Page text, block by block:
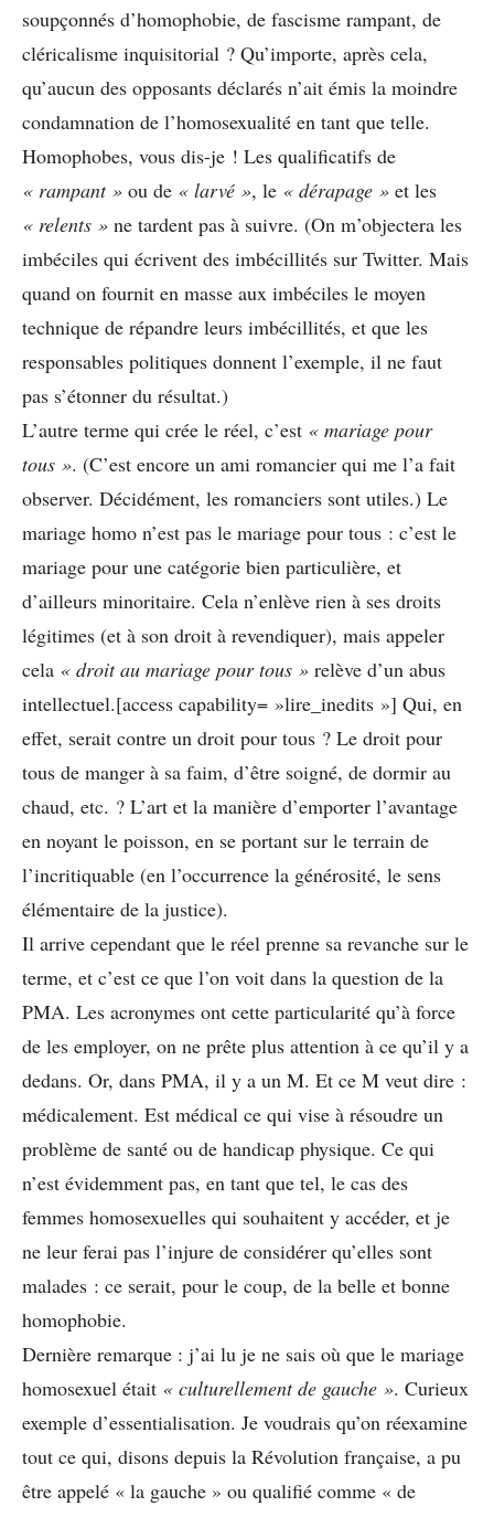
soupçonnés d’homophobie, de fascisme rampant, de
cléricalisme inquisitorial ? Qu’importe, après cela,
qu’aucun des opposants déclarés n’ait émis la moindre
condamnation de l’homosexualité en tant que telle.
Homophobes, vous dis-je ! Les qualificatifs de
« rampant » ou de « larvé », le « dérapage » et les
« relents » ne tardent pas à suivre. (On m’objectera les
imbéciles qui écrivent des imbécillités sur Twitter. Mais
quand on fournit en masse aux imbéciles le moyen
technique de répandre leurs imbécillités, et que les
responsables politiques donnent l’exemple, il ne faut
pas s’étonner du résultat.)
L’autre terme qui crée le réel, c’est « mariage pour
tous ». (C’est encore un ami romancier qui me l’a fait
observer. Décidément, les romanciers sont utiles.) Le
mariage homo n’est pas le mariage pour tous : c’est le
mariage pour une catégorie bien particulière, et
d’ailleurs minoritaire. Cela n’enlève rien à ses droits
légitimes (et à son droit à revendiquer), mais appeler
cela « droit au mariage pour tous » relève d’un abus
intellectuel.[access capability= »lire_inedits »] Qui, en
effet, serait contre un droit pour tous ? Le droit pour
tous de manger à sa faim, d’être soigné, de dormir au
chaud, etc. ? L’art et la manière d’emporter l’avantage
en noyant le poisson, en se portant sur le terrain de
l’incritiquable (en l’occurrence la générosité, le sens
élémentaire de la justice).
Il arrive cependant que le réel prenne sa revanche sur le
terme, et c’est ce que l’on voit dans la question de la
PMA. Les acronymes ont cette particularité qu’à force
de les employer, on ne prête plus attention à ce qu’il y a
dedans. Or, dans PMA, il y a un M. Et ce M veut dire :
médicalement. Est médical ce qui vise à résoudre un
problème de santé ou de handicap physique. Ce qui
n’est évidemment pas, en tant que tel, le cas des
femmes homosexuelles qui souhaitent y accéder, et je
ne leur ferai pas l’injure de considérer qu’elles sont
malades : ce serait, pour le coup, de la belle et bonne
homophobie.
Dernière remarque : j’ai lu je ne sais où que le mariage
homosexuel était « culturellement de gauche ». Curieux
exemple d’essentialisation. Je voudrais qu’on réexamine
tout ce qui, disons depuis la Révolution française, a pu
être appelé « la gauche » ou qualifié comme « de